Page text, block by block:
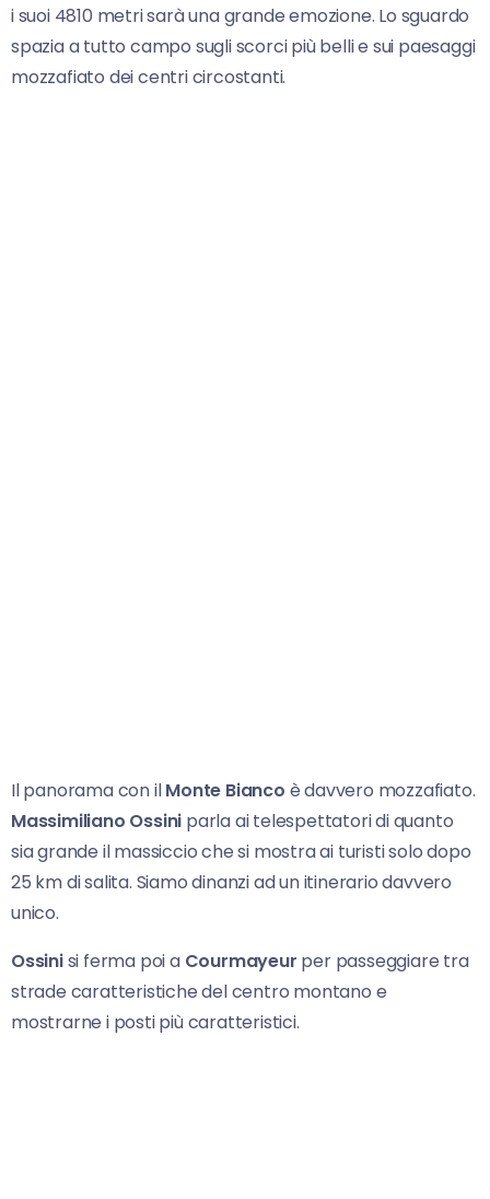
i suoi 4810 metri sarà una grande emozione. Lo sguardo
spazia a tutto campo sugli scorci più belli e sui paesaggi
mozzafiato dei centri circostanti.
Il panorama con ilMonte Bianco è davvero mozzafiato.
Massimiliano Ossini parla ai telespettatori di quanto
sia grande il massiccio che si mostra ai turisti solo dopo
25 km di salita. Siamo dinanzi ad un itinerario davvero
unico.
Ossinisi ferma poi a Courmayeur per passeggiare tra
strade caratteristiche del centro montano e
mostrarne i posti più caratteristici.